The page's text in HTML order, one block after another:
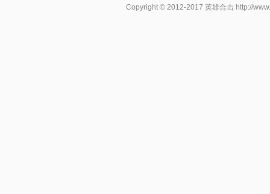
Copyright © 2012-2017 英雄合击 http://